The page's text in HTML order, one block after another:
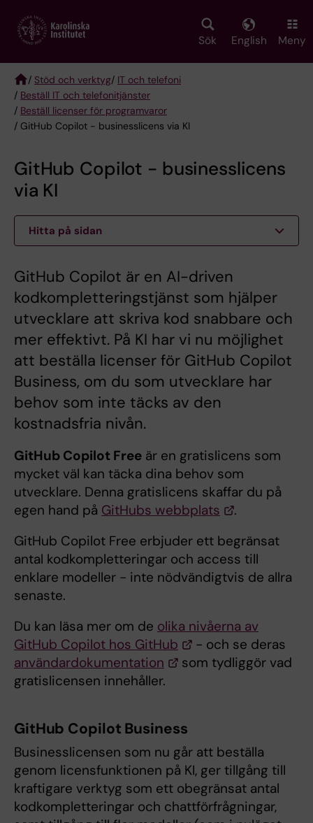
main
Sök English Meny
Breadcrumb
/ Stöd och verktyg/ IT och telefoni
/ Beställ IT och telefonitjänster
/ Beställ licenser för programvaror
/ GitHub Copilot - businesslicens via KI
GitHub Copilot - businesslicens
via KI
Hitta på sidan
GitHub Copilot är en AI-driven
kodkompletteringstjänst som hjälper
utvecklare att skriva kod snabbare och
mer effektivt. På KI har vi nu möjlighet
att beställa licenser för GitHub Copilot
Business, om du som utvecklare har
behov som inte täcks av den
kostnadsfria nivån.
GitHub Copilot Free är en gratislicens som
mycket väl kan täcka dina behov som
utvecklare. Denna gratislicens skaffar du på
egen hand på GitHubs webbplats
.
GitHub Copilot Free erbjuder ett begränsat
antal kodkompletteringar och access till
enklare modeller - inte nödvändigtvis de allra
senaste.
Du kan läsa mer om de olika nivåerna av
GitHub Copilot hos GitHub
- och se deras
användardokumentation
som tydliggör vad
gratislicensen innehåller.
GitHub Copilot Business
Businesslicensen som nu går att beställa
genom licensfunktionen på KI, ger tillgång till
kraftigare verktyg som ett obegränsat antal
kodkompletteringar och chattförfrågningar,